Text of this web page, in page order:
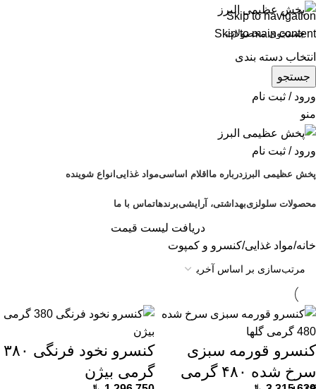
Skip to navigation
Skip to main content
انتخاب دسته بندی
جستجو
ورود / ثبت نام
منو
ورود / ثبت نام
پخش عظیمی البرز درباره مااقلام اساسیمواد غذاییانواع شوینده
محصولات سلولزیبهداشتی، آرایشیبرندهاتماس با ما
دریافت لیست قیمت
خانه مواد غذایی کنسرو و کمپوت
کنسرو قورمه سبزی
سرخ شده ۴۸۰ گرمی
کنسرو نخود فرنگی ۳۸۰
گرمی بیژن